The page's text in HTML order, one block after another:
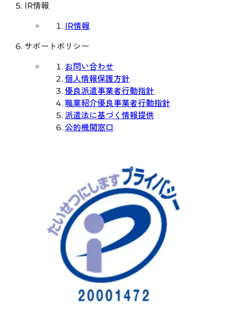
IR情報
IR情報
サポートポリシー
お問い合わせ
個人情報保護方針
優良派遣事業者行動指針
職業紹介優良事業者行動指針
派遣法に基づく情報提供
公的機関窓口